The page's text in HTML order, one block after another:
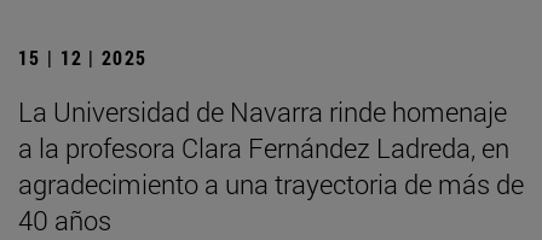
15 | 12 | 2025
La Universidad de Navarra rinde homenaje
a la profesora Clara Fernández Ladreda, en
agradecimiento a una trayectoria de más de
40 años